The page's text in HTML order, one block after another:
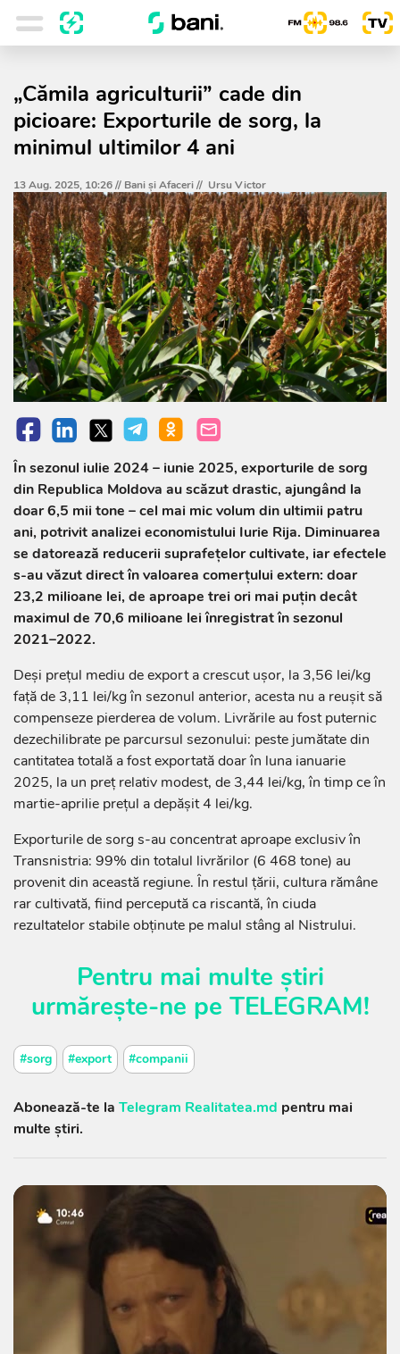
„Cămila agriculturii” cade din
picioare: Exporturile de sorg, la
minimul ultimilor 4 ani
13 Aug. 2025, 10:26 // Bani și Afaceri// Ursu Victor
În sezonul iulie 2024 – iunie 2025, exporturile de sorg
din Republica Moldova au scăzut drastic, ajungând la
doar 6,5 mii tone – cel mai mic volum din ultimii patru
ani, potrivit analizei economistului Iurie Rija. Diminuarea
se datorează reducerii suprafețelor cultivate, iar efectele
s-au văzut direct în valoarea comerțului extern: doar
23,2 milioane lei, de aproape trei ori mai puțin decât
maximul de 70,6 milioane lei înregistrat în sezonul
2021–2022.
Deși prețul mediu de export a crescut ușor, la 3,56 lei/kg
față de 3,11 lei/kg în sezonul anterior, acesta nu a reușit să
compenseze pierderea de volum. Livrările au fost puternic
dezechilibrate pe parcursul sezonului: peste jumătate din
cantitatea totală a fost exportată doar în luna ianuarie
2025, la un preț relativ modest, de 3,44 lei/kg, în timp ce în
martie-aprilie prețul a depășit 4 lei/kg.
Exporturile de sorg s-au concentrat aproape exclusiv în
Transnistria: 99% din totalul livrărilor (6 468 tone) au
provenit din această regiune. În restul țării, cultura rămâne
rar cultivată, fiind percepută ca riscantă, în ciuda
rezultatelor stabile obținute pe malul stâng al Nistrului.
Pentru mai multe știri
urmărește-ne pe TELEGRAM!
#sorg #export #companii
Abonează-te la Telegram Realitatea.md pentru mai
multe știri.